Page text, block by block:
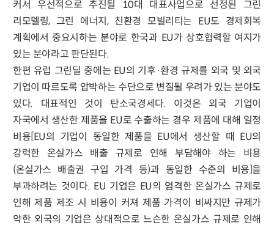
커서 우선적으로 추진될 10대 대표사업으로 선정된 그린
리모델링, 그린 에너지, 친환경 모빌리티는 EU도 경제회복
계획에서 중요시하는 분야로 한국과 EU가 상호협력할 여지가
있는 분야라고 판단된다.
한편 유럽 그린딜 중에는 EU의 기후·환경 규제를 외국 및 외국
기업이 따르도록 압박하는 수단으로 변질될 우려가 있는 분야도
있다. 대표적인 것이 탄소국경세다. 이것은 외국 기업이
자국에서 생산한 제품을 EU로 수출하는 경우 제품에 대해 일정
비용[EU의 기업이 동일한 제품을 EU에서 생산할 때 EU의
강력한 온실가스 배출 규제로 인해 부담해야 하는 비용
(온실가스 배출권 구입 가격 등)과 동일한 수준의 비용]을
부과하려는 것이다. EU 기업은 EU의 엄격한 온실가스 규제로
인해 제품 제조 시 비용이 커져 제품 가격이 비싸지만 규제가
약한 외국의 기업은 상대적으로 느슨한 온실가스 규제로 인해